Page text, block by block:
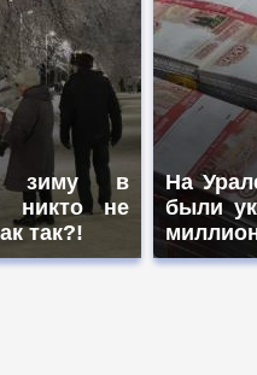
зиму в
никто не
так?!
На
были